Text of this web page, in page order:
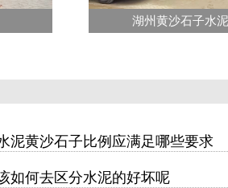
湖州黄沙石子水
泥黄沙石子比例应满足哪些要求
如何去区分水泥的好坏呢